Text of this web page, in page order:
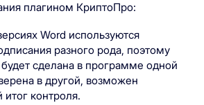
плагином КриптоПро:
Word используются
разного рода, поэтому
сделана в программе одной
в другой, возможен
контроля.